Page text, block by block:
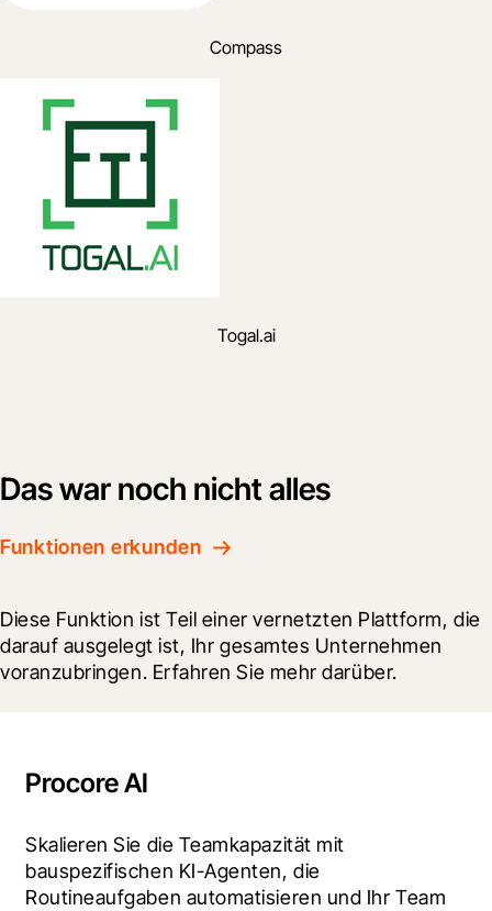
Compass
Togal.ai
Das war noch nicht alles
Funktionen erkunden
Diese Funktion ist Teil einer vernetzten Plattform, die
darauf ausgelegt ist, Ihr gesamtes Unternehmen
voranzubringen. Erfahren Sie mehr darüber.
Procore AI
Skalieren Sie die Teamkapazität mit
bauspezifischen KI-Agenten, die
Routineaufgaben automatisieren und Ihr Team